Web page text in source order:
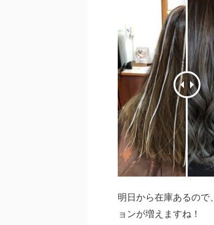
明日から在庫あるので、
ョンが増えますね！